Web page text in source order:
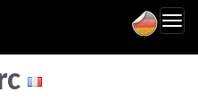
Vallon-Pont-